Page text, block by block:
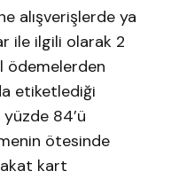
alışverişlerde ya
ile ilgili olarak 2
ödemelerden
etiketlediği
84’ü
ötesinde
kart